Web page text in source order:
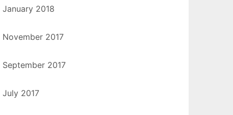
January 2018
November 2017
September 2017
July 2017